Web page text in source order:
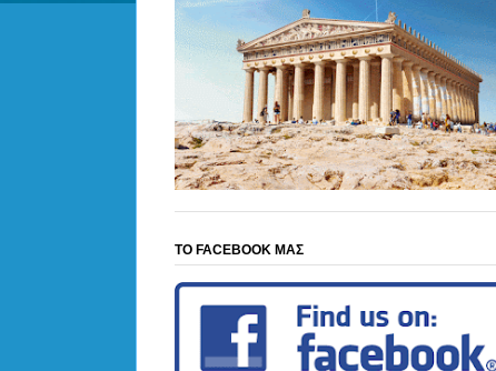
ΤΟ FACEBOOK ΜΑΣ